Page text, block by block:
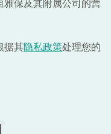
保及其附属公司的营
据其隐私政策处理您的